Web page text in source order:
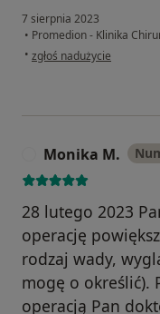
7 sierpnia 2023
• Promedion - Klinika
• w opinii użytkownika
zgłoś nadużycie
Monika M.
28 lutego 2023
operację
rodzaj wady,
mogę o określić).
operacją Pan